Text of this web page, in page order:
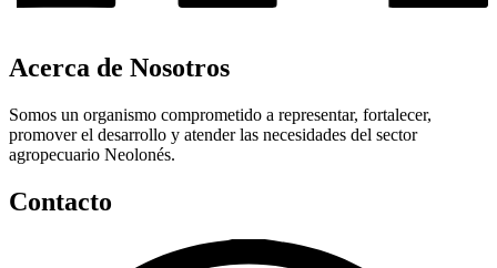
Acerca de Nosotros
Somos un organismo comprometido a representar, fortalecer,
promover el desarrollo y atender las necesidades del sector
agropecuario Neolonés.
Contacto